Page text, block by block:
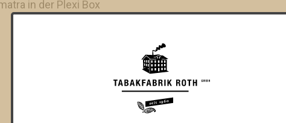
in der Plexi Box
-
ZUM